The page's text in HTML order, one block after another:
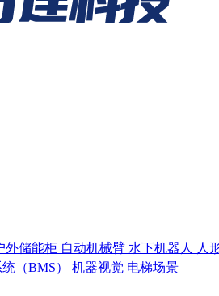
外储能柜 自动机械臂 水下机器人
人
（BMS） 机器视觉 电梯场景